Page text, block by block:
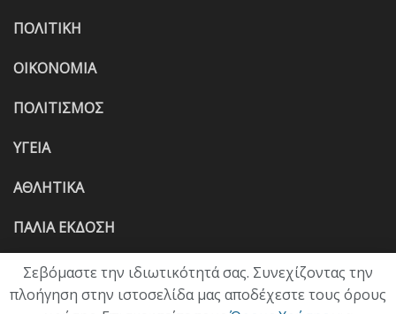
ΠΟΛΙΤΙΚΗ
ΟΙΚΟΝΟΜΙΑ
ΠΟΛΙΤΙΣΜΟΣ
ΥΓΕΙΑ
ΑΘΛΗΤΙΚΑ
ΠΑΛΙΑ ΕΚΔΟΣΗ
Σεβόμαστε την ιδιωτικότητά σας. Συνεχίζοντας την
πλοήγηση στην ιστοσελίδα μας αποδέχεστε τους όρους